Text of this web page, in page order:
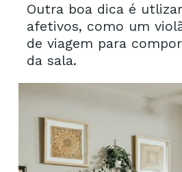
Outra boa dica é
afetivos, como um
de viagem para
da sala.